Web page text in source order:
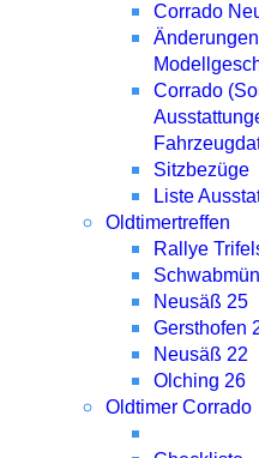
Corrado
Corrado
Sitzbezüge
Liste
Oldtimertreffen
Rallye
Neusäß 25
Gersthofen
Neusäß 22
Olching 26
Oldtimer Corrado